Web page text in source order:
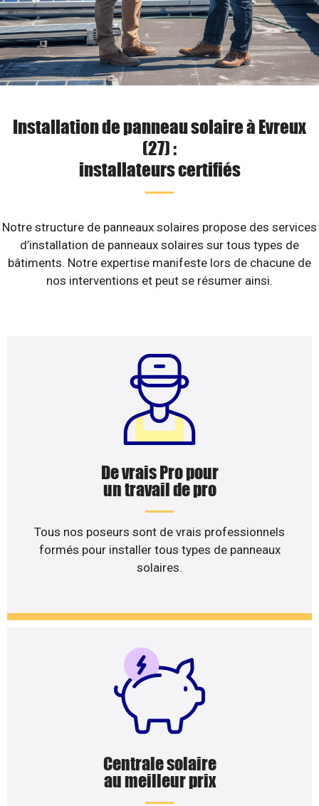
Installation de panneau solaire à Evreux
(27) :
installateurs certifiés
Notre structure de panneaux solaires propose des services
d’installation de panneaux solaires sur tous types de
bâtiments. Notre expertise manifeste lors de chacune de
nos interventions et peut se résumer ainsi.
De vrais Pro pour
un travail de pro
Tous nos poseurs sont de vrais professionnels
formés pour installer tous types de panneaux
solaires.
Centrale solaire
au meilleur prix